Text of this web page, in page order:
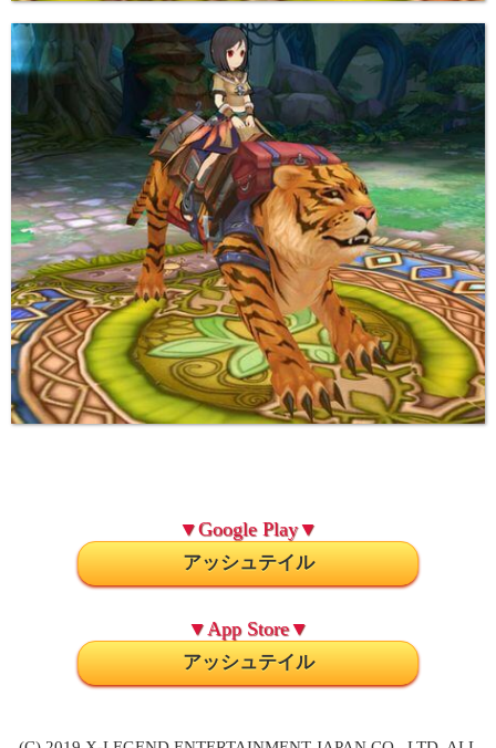
▼Google Play▼
アッシュテイル
▼App Store▼
アッシュテイル